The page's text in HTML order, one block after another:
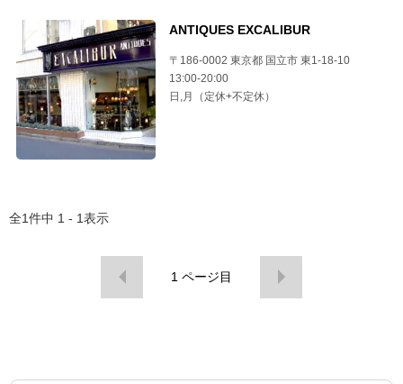
ANTIQUES EXCALIBUR
〒186-0002 東京都 国立市 東1-18-10
13:00-20:00
日,月（定休+不定休）
全1件中 1 - 1表示
1 ページ目